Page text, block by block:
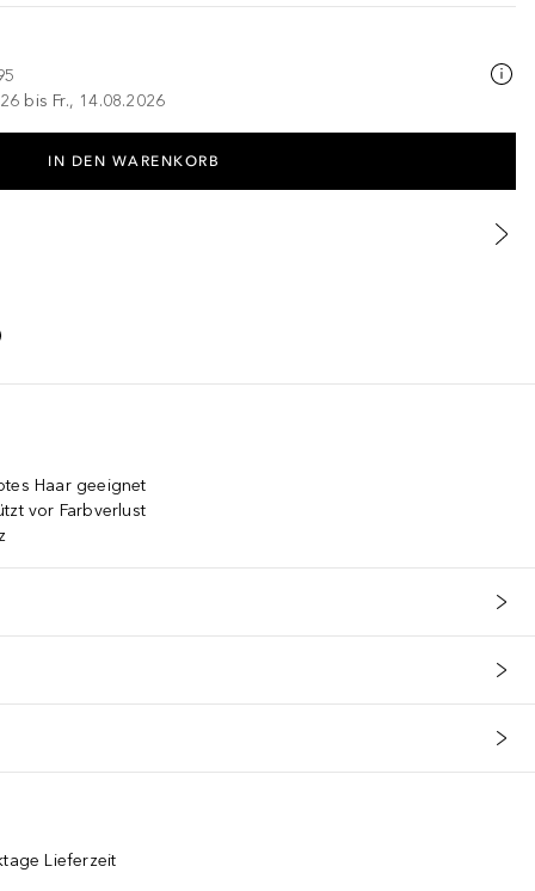
bis Fr., 14.08.2026
IN DEN WARENKORB
Haar geeignet
vor Farbverlust
Lieferzeit